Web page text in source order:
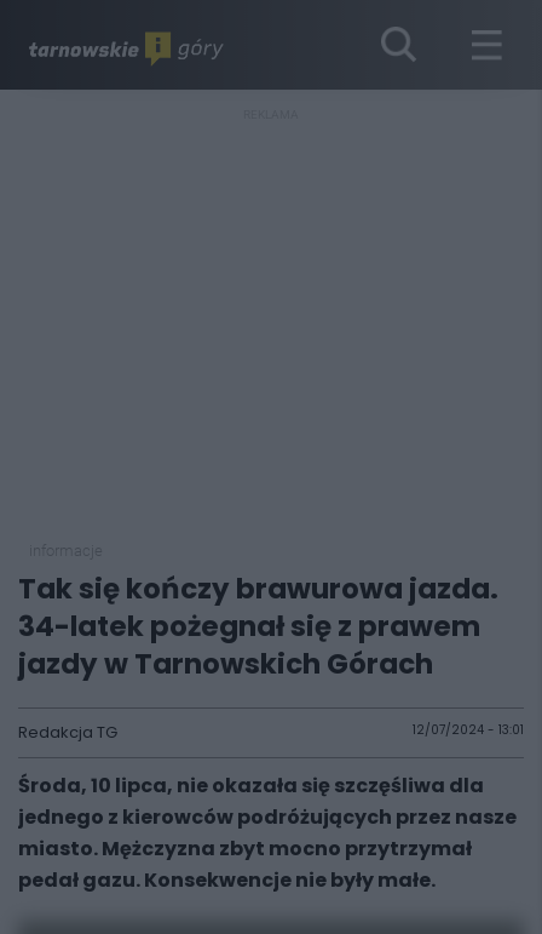
Tak się kończy brawurowa jazda.
34-latek pożegnał się z prawem
jazdy w Tarnowskich Górach
Redakcja TG 12/07/2024 - 13:01
Środa, 10 lipca, nie okazała się szczęśliwa dla
jednego z kierowców podróżujących przez nasze
miasto. Mężczyzna zbyt mocno przytrzymał
pedał gazu. Konsekwencje nie były małe.